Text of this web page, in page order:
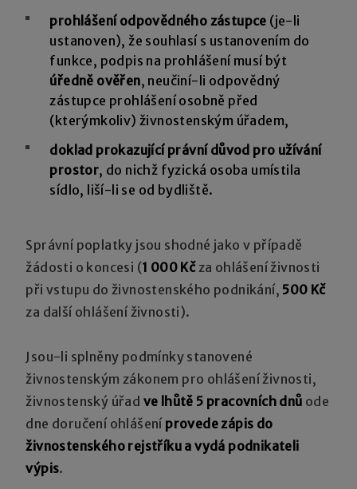
prohlášení odpovědného zástupce (je-li
ustanoven), že souhlasí s ustanovením do
funkce, podpis na prohlášení musí být
úředně ověřen, neučiní-li odpovědný
zástupce prohlášení osobně před
(kterýmkoliv) živnostenským úřadem,
doklad prokazující právní důvod pro užívání
prostor, do nichž fyzická osoba umístila
sídlo, liší-li se od bydliště.
Správní poplatky jsou shodné jako v případě
žádosti o koncesi (1 000 Kčza ohlášení živnosti
při vstupu do živnostenského podnikání, 500 Kč
za další ohlášení živnosti).
Jsou-li splněny podmínky stanovené
živnostenským zákonem pro ohlášení živnosti,
živnostenský úřad ve lhůtě 5 pracovních dnů ode
dne doručení ohlášení provede zápis do
živnostenského rejstříku a vydá podnikateli
výpis.